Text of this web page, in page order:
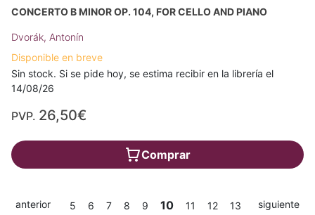
CONCERTO B MINOR OP. 104, FOR CELLO AND PIANO
Dvorák, Antonín
Disponible en breve
Sin stock. Si se pide hoy, se estima recibir en la librería el
14/08/26
PVP. 26,50€
Comprar
anterior 5 6 7 8 9 10 11 12
13
siguiente